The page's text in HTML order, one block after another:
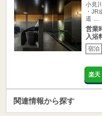
小見
・JR
道 …
営業
入浴
宿泊
楽天
関連情報から探す